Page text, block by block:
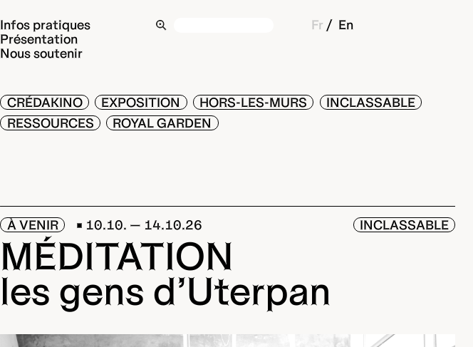
Infos pratiques
Présentation
Nous soutenir
Fr En
CRÉDAKINO EXPOSITION HORS-LES-MURS
INCLASSABLE
RESSOURCES
ROYAL GARDEN
À VENIR 10.10. — 14.10.26 INCLASSABLE
MÉDITATION
les gens d’Uterpan